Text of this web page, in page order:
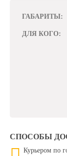
ГАБАРИТЫ:
ДЛЯ КОГО:
СПОСОБЫ
Курьером по